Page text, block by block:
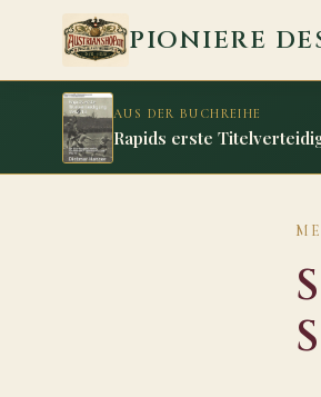
Zum Inhalt springen
PIONIERE
AUS DER BUCHREIHE
Rapids erste